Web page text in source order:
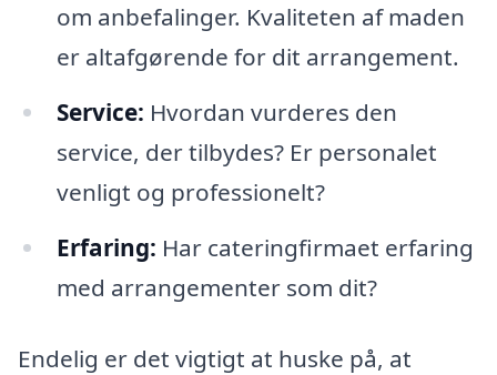
om anbefalinger. Kvaliteten af maden
er altafgørende for dit arrangement.
Service: Hvordan vurderes den
service, der tilbydes? Er personalet
venligt og professionelt?
Erfaring: Har cateringfirmaet erfaring
med arrangementer som dit?
Endelig er det vigtigt at huske på, at